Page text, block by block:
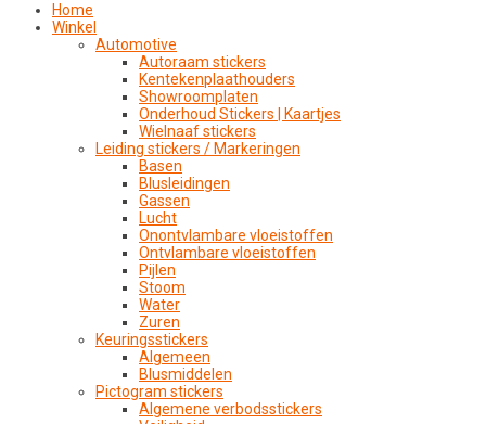
Home
Winkel
Automotive
Autoraam stickers
Kentekenplaathouders
Showroomplaten
Onderhoud Stickers | Kaartjes
Wielnaaf stickers
Leiding stickers / Markeringen
Basen
Blusleidingen
Gassen
Lucht
Onontvlambare vloeistoffen
Ontvlambare vloeistoffen
Pijlen
Stoom
Water
Zuren
Keuringsstickers
Algemeen
Blusmiddelen
Pictogram stickers
Algemene verbodsstickers